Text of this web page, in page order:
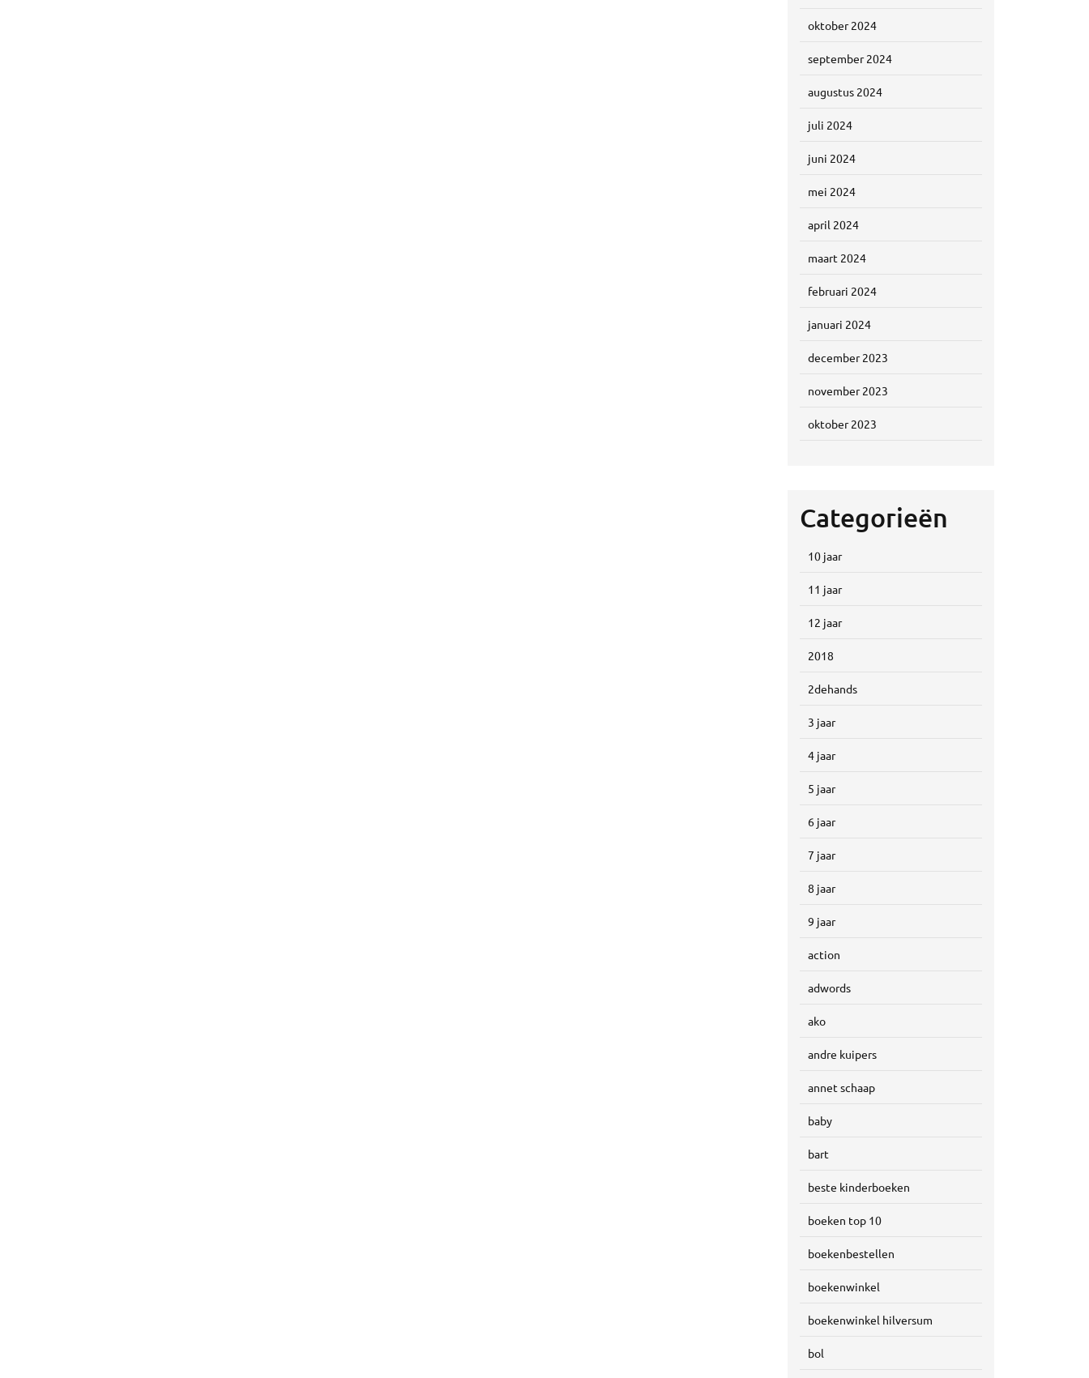
oktober 2024
september 2024
augustus 2024
juli 2024
juni 2024
mei 2024
april 2024
maart 2024
februari 2024
januari 2024
december 2023
november 2023
oktober 2023
Categorieën
10 jaar
11 jaar
12 jaar
2018
2dehands
3 jaar
4 jaar
5 jaar
6 jaar
7 jaar
8 jaar
9 jaar
action
adwords
ako
andre kuipers
annet schaap
baby
bart
beste kinderboeken
boeken top 10
boekenbestellen
boekenwinkel
boekenwinkel hilversum
bol